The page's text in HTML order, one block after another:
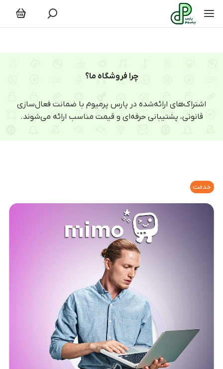
چرا فروشگاه ما؟
اشتراک‌های ارائه‌شده در پارس پرمیوم با ضمانت فعال‌سازی
قانونی، پشتیبانی حرفه‌ای و قیمت مناسب ارائه می‌شوند.
خدمت